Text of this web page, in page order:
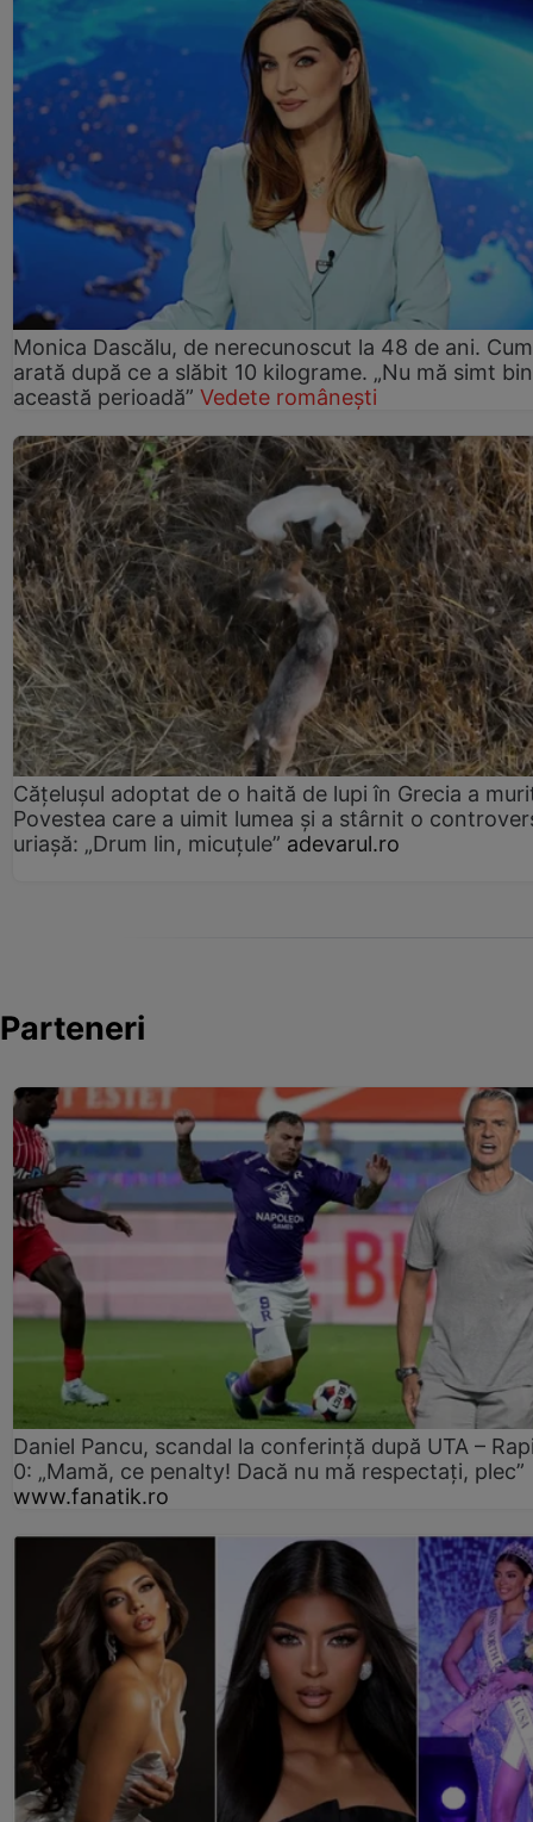
Monica Dascălu, de nerecunoscut la 48 de ani. Cum
arată după ce a slăbit 10 kilograme. „Nu mă simt
această perioadă” Vedete românești
Cățelușul adoptat de o haită de lupi în Grecia a
Povestea care a uimit lumea și a stârnit o
uriașă: „Drum lin, micuțule” adevarul.ro
Parteneri
Daniel Pancu, scandal la conferință după UTA –
0: „Mamă, ce penalty! Dacă nu mă respectați, plec”
www.fanatik.ro